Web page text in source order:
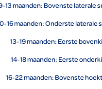
13 maanden: Bovenste laterale
16 maanden: Onderste laterale
13-19 maanden: Eerste
14-18 maanden: Eerste
16-22 maanden: Bovenste